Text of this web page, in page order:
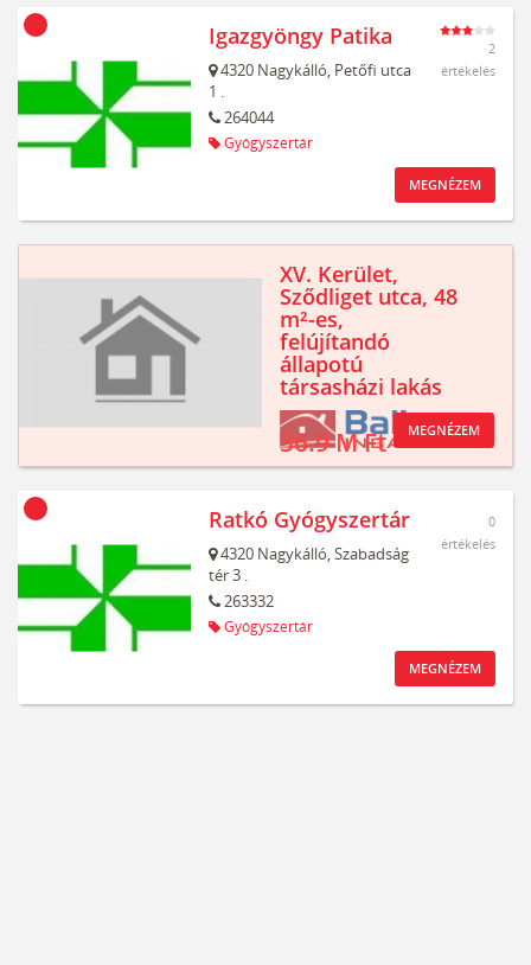
Igazgyöngy Patika
4320 Nagykálló, Petőfi utca
1 .
264044
Gyógyszertár
2
értékelés
MEGNÉZEM
XV. Kerület,
Sződliget utca, 48
m²-es,
felújítandó
állapotú
társasházi lakás
36.9 M Ft MEGNÉZEM
Ratkó Gyógyszertár
4320 Nagykálló,Szabadság
tér 3 .
263332
Gyógyszertár
0
értékelés
MEGNÉZEM